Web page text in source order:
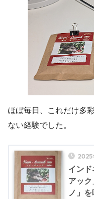
ほぼ毎日、これだけ多
ない経験でした。
2025
イン
アッ
ノ」